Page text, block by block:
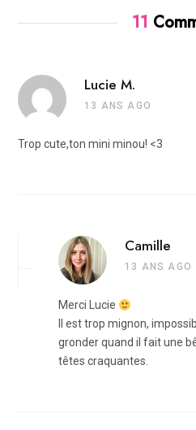
11
Lucie M.
13 ANS AGO
Trop cute,ton mini minou! <3
Camille
13 ANS AGO
Merci Lucie
Il est trop mignon,
gronder quand il fait une
têtes craquantes.